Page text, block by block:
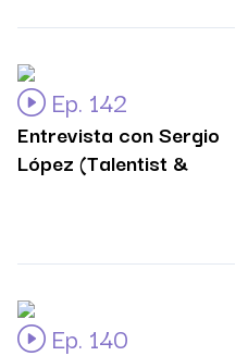
Ep. 142
Entrevista con Sergio
López (Talentist &
Ep. 140